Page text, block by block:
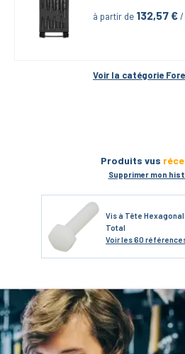
à partir de 132,57 € /
Voir la catégorie
Produits vus
Supprimer mon
Vis à Tête
Total
Voirles 60